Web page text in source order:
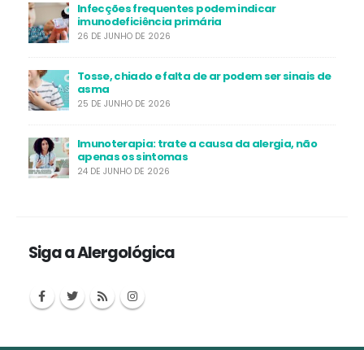
Infecções frequentes podem indicar
imunodeficiência primária
26 DE JUNHO DE 2026
Tosse, chiado e falta de ar podem ser sinais de
asma
25 DE JUNHO DE 2026
Imunoterapia: trate a causa da alergia, não
apenas os sintomas
24 DE JUNHO DE 2026
Siga a Alergológica